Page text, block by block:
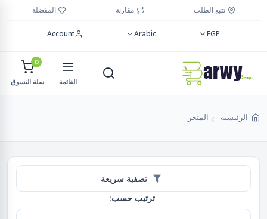
تتبع الطلب مقارنة المفضلة
EGP
Arabic
Account
القائمة
0
سلة التسوق
الرئيسية المتجر
تصفية سريعة
ترتيب حسب: